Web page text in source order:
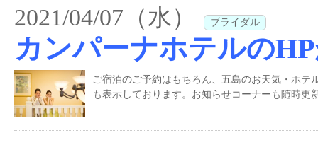
2021/04/07（水） ブライダル
カンパーナホテルの
ご宿泊のご予約はもちろん、五島のお天気・ホテ
も表示しております。お知らせコーナーも随時